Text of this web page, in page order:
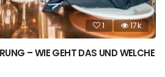
1 17k
– WIE GEHT DAS UND WELCHE